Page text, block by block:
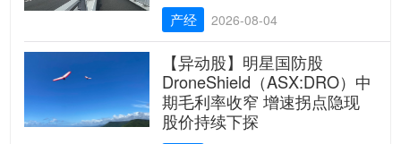
产经 2026-08-04
【异动股】明星国防股
DroneShield（ASX:DRO）中
期毛利率收窄 增速拐点隐现
股价持续下探